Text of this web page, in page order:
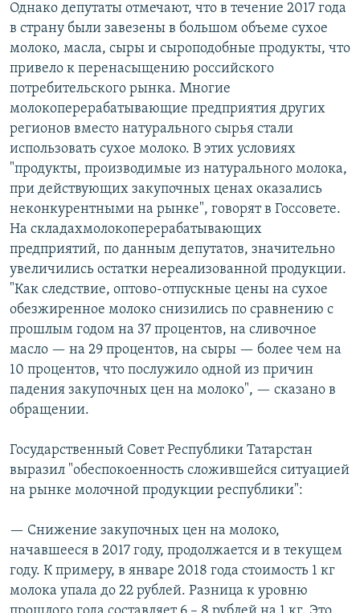
Однако депутаты отмечают, что в течение 2017 года
в страну были завезены в большом объеме сухое
молоко, масла, сыры и сыроподобные продукты, что
привело к перенасыщению российского
потребительского рынка. Многие
молокоперерабатывающие предприятия других
регионов вместо натурального сырья стали
использовать сухое молоко. В этих условиях
"продукты, производимые из натурального молока,
при действующих закупочных ценах оказались
неконкурентными на рынке", говорят в Госсовете.
На складахмолокоперерабатывающих
предприятий, по данным депутатов, значительно
увеличились остатки нереализованной продукции.
"Как следствие, оптово-отпускные цены на сухое
обезжиренное молоко снизились по сравнению с
прошлым годом на 37 процентов, на сливочное
масло — на 29 процентов, на сыры — более чем на
10 процентов, что послужило одной из причин
падения закупочных цен на молоко", — сказано в
обращении.
Государственный Совет Республики Татарстан
выразил "обеспокоенность сложившейся ситуацией
на рынке молочной продукции республики":
— Снижение закупочных цен на молоко,
начавшееся в 2017 году, продолжается и в текущем
году. К примеру, в январе 2018 года стоимость 1 кг
молока упала до 22 рублей. Разница к уровню